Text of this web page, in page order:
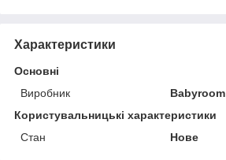
Характеристики
Основні
Виробник
Babyroom
Користувальницькі характеристики
Стан
Нове